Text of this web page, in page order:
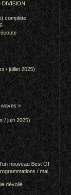
DIVISION
complète.
/ juillet 2025)
waves »
/ juin 2025)
nouveau Best Of
/ mai
dévoilé